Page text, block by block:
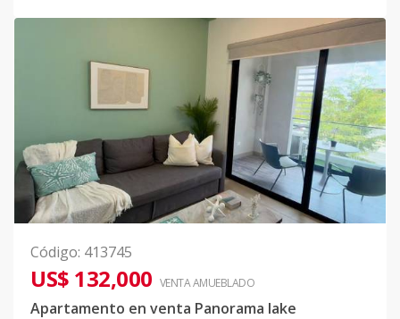
Código: 413745
US$ 132,000 VENTA AMUEBLADO
Apartamento en venta Panorama lake